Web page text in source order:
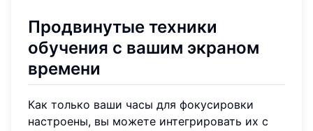
Продвинутые техники
обучения с вашим экраном
времени
Как только ваши часы для фокусировки
настроены, вы можете интегрировать их с